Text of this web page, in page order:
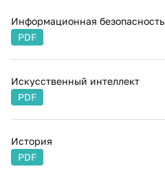
Информационная безопасность
PDF
Искусственный интеллект
PDF
История
PDF